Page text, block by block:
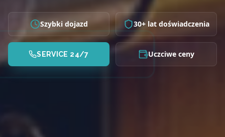
Szybki dojazd 30+ lat doświadczenia
SERVICE 24/7 Uczciwe ceny